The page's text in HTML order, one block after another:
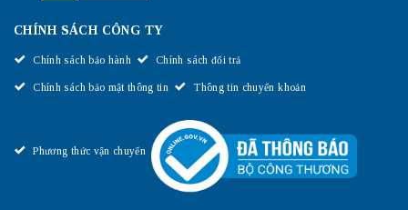
CHÍNH SÁCH CÔNG TY
Chính sách bảo hành Chính sách đổi trả
Chính sách bảo mật thông tin Thông tin chuyển khoản
Phương thức vận chuyển